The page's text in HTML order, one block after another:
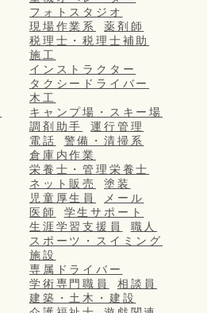
フォトスタジオ
現場作業系
薬剤師
税理士・税理士補助
施工
インストラクター
タクシードライバー
木工
キャンプ場・スキー場
調剤助手
運行管理
電話
警備・清掃系
倉庫内作業
栄養士・管理栄養士
ネット販売
塗装
児童厚生員
メール
医師
学生サポート
生涯学習支援員
職人
スポーツ・スイミング
施設
専属ドライバー
学術専門職員
相談員
建築・土木・建設